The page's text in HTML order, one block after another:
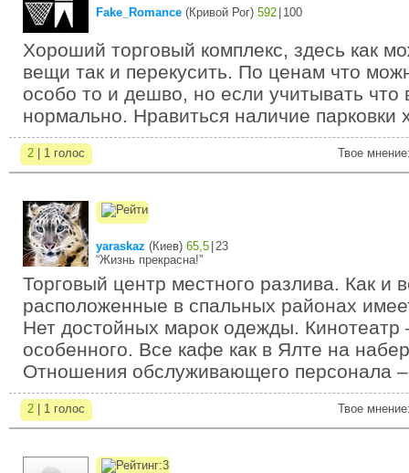
Fake_Romance (Кривой Рог) 592 100
Хороший торговый комплекс, здесь как
вещи так и перекусить. По ценам что
особо то и дешво, но если учитывать что
нормально. Нравиться наличие парковки
2 | 1 голос Твое
yaraskaz (Киев) 65,5 23
“Жизнь прекрасна!”
Торговый центр местного разлива. Как и
расположенные в спальных районах
Нет достойных марок одежды. Кинотеатр
особенного. Все кафе как в Ялте на
Отношения обслуживающего персонала –
2 | 1 голос Твое